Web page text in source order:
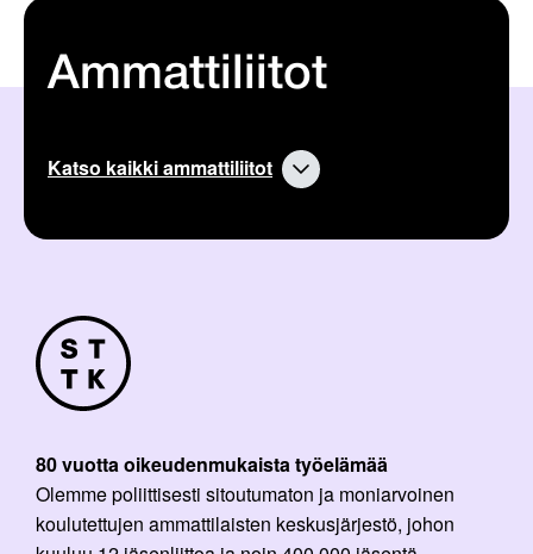
Ammattiliitot
Katso kaikki ammattiliitot
80 vuotta oikeudenmukaista työelämää
Olemme poliittisesti sitoutumaton ja moniarvoinen
koulutettujen ammattilaisten keskusjärjestö, johon